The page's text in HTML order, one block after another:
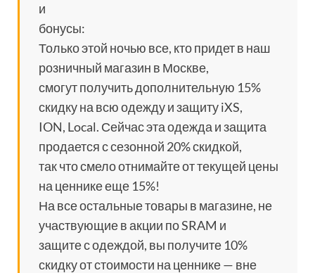
и
бонусы:
Только этой ночью все, кто придет в наш
розничный магазин в Москве,
смогут получить дополнительную 15%
скидку на всю одежду и защиту iXS,
ION, Local. Сейчас эта одежда и защита
продается с сезонной 20% скидкой,
так что смело отнимайте от текущей цены
на ценнике еще 15%!
На все остальные товары в магазине, не
участвующие в акции по SRAM и
защите с одеждой, вы получите 10%
скидку от стоимости на ценнике — вне